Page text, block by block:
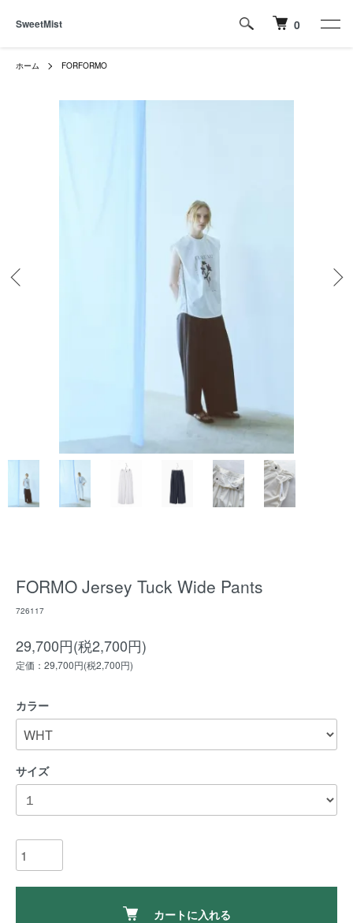
SweetMist 0
ホーム FORFORMO
FORMO Jersey Tuck Wide Pants
726117
29,700円(税2,700円)
定価：29,700円(税2,700円)
カラー
サイズ
カートに入れる